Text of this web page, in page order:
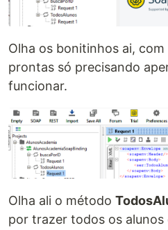
Olha os bonitinhos ai,
prontas só precisando
funcionar.
Olha ali o método
por trazer todos os alunos